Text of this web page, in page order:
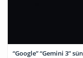
“Google” “Gemini 3”